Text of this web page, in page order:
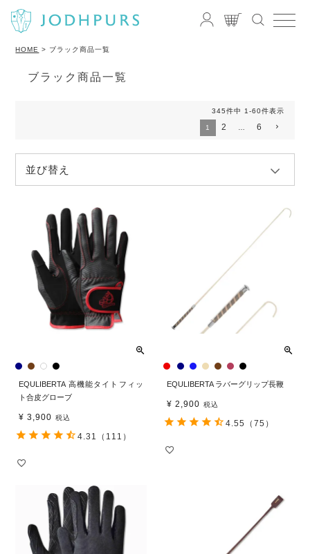
HOME ブラック商品一覧
ブラック商品一覧
並び替え
345件中 1 -60件表示
1 2 6
EQULIBERTA 高機能タイトフィッ
ト合皮グローブ
¥ 3,900 税込
4.31 （111）
EQULIBERTA ラバーグリップ長鞭
¥ 2,900 税込
4.55 （75）